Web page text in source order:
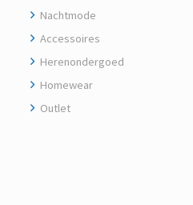
Nachtmode
Accessoires
Herenondergoed
Homewear
Outlet